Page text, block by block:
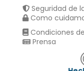
Seguridad de
Como
Condiciones
Prensa